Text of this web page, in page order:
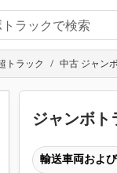
トラック 中古 ジャン
ジャンボト
輸送車両およ